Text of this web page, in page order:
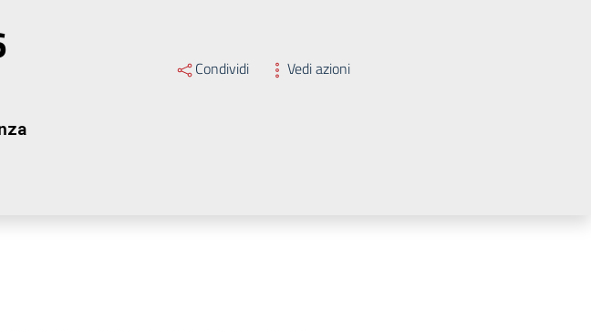
Condividi Vedi azioni